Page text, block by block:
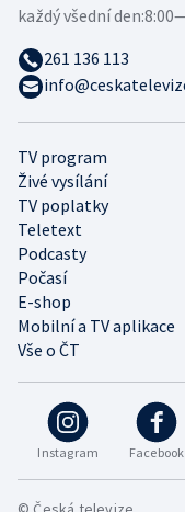
Instagram Facebook
TV program
Živé vysílání
TV poplatky
Teletext
Podcasty
Počasí
E-shop
Mobilní a TV aplikace
Vše o ČT
každý všední den:
261 136 113